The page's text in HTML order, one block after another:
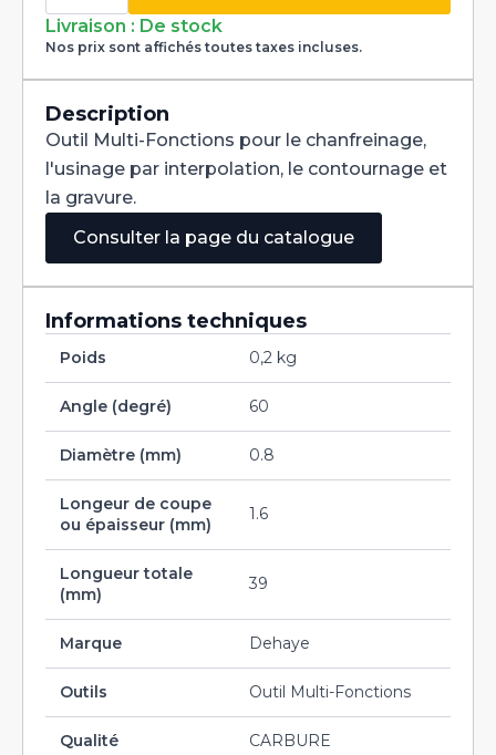
Multi-
Fonctions
Multi-
V
Carbure
dia
0,8mm
Livraison : De stock
Nos prix sont affichés toutes taxes incluses.
Description
Outil Multi-Fonctions pour le chanfreinage,
l'usinage par interpolation, le contournage et
la gravure.
Consulter la page du catalogue
Informations techniques
Poids 0,2 kg
Angle (degré) 60
Diamètre (mm) 0.8
Longeur de coupe
ou épaisseur (mm)
1.6
Longueur totale
(mm)
39
Marque Dehaye
Outils Outil Multi-Fonctions
Qualité CARBURE